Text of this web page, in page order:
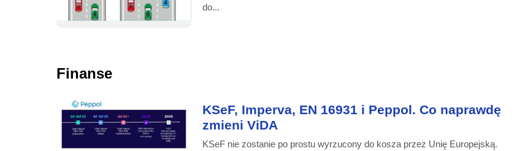
do...
Finanse
KSeF, Imperva, EN 16931 i Peppol. Co naprawdę
zmieni ViDA
KSeF nie zostanie po prostu wyrzucony do kosza przez Unię Europejską.